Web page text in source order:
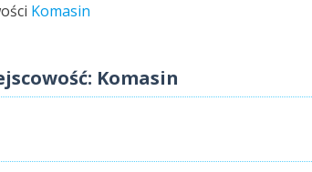
Komasin
Komasin